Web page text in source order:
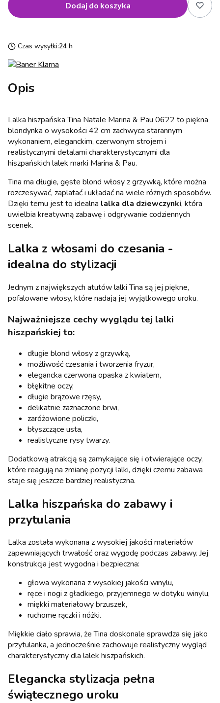
Dodaj do koszyka
Czas wysyłki:24 h
Opis
Lalka hiszpańska Tina Natale Marina & Pau 0622 to piękna
blondynka o wysokości 42 cm zachwyca starannym
wykonaniem, eleganckim, czerwonym strojem i
realistycznymi detalami charakterystycznymi dla
hiszpańskich lalek marki Marina & Pau.
Tina ma długie, gęste blond włosy z grzywką, które można
rozczesywać, zaplatać i układać na wiele różnych sposobów.
Dzięki temu jest to idealna lalka dla dziewczynki, która
uwielbia kreatywną zabawę i odgrywanie codziennych
scenek.
Lalka z włosami do czesania -
idealna do stylizacji
Jednym z największych atutów lalki Tina są jej piękne,
pofalowane włosy, które nadają jej wyjątkowego uroku.
Najważniejsze cechy wyglądu tej lalki
hiszpańskiej to:
długie blond włosy z grzywką,
możliwość czesania i tworzenia fryzur,
elegancka czerwona opaska z kwiatem,
błękitne oczy,
długie brązowe rzęsy,
delikatnie zaznaczone brwi,
zaróżowione policzki,
błyszczące usta,
realistyczne rysy twarzy.
Dodatkową atrakcją są zamykające się i otwierające oczy,
które reagują na zmianę pozycji lalki, dzięki czemu zabawa
staje się jeszcze bardziej realistyczna.
Lalka hiszpańska do zabawy i
przytulania
Lalka została wykonana z wysokiej jakości materiałów
zapewniających trwałość oraz wygodę podczas zabawy. Jej
konstrukcja jest wygodna i bezpieczna:
głowa wykonana z wysokiej jakości winylu,
ręce i nogi z gładkiego, przyjemnego w dotyku winylu,
miękki materiałowy brzuszek,
ruchome rączki i nóżki.
Miękkie ciało sprawia, że Tina doskonale sprawdza się jako
przytulanka, a jednocześnie zachowuje realistyczny wygląd
charakterystyczny dla lalek hiszpańskich.
Elegancka stylizacja pełna
świątecznego uroku